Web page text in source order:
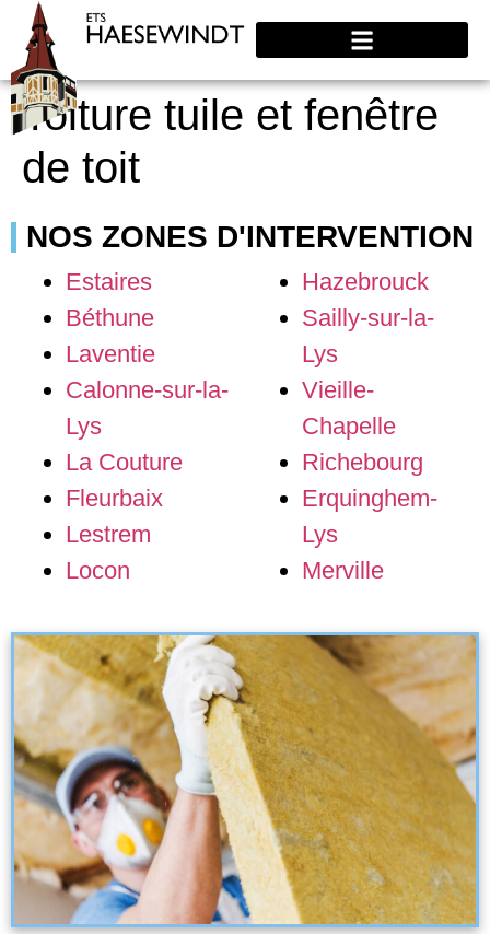
Toiture tuile et fenêtre
de toit
NOS ZONES D'INTERVENTION
Estaires
Béthune
Laventie
Calonne-sur-la-
Lys
La Couture
Fleurbaix
Lestrem
Locon
Hazebrouck
Sailly-sur-la-
Lys
Vieille-
Chapelle
Richebourg
Erquinghem-
Lys
Merville